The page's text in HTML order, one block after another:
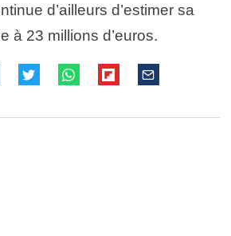
d’ailleurs d’estimer sa
à 23 millions d’euros.